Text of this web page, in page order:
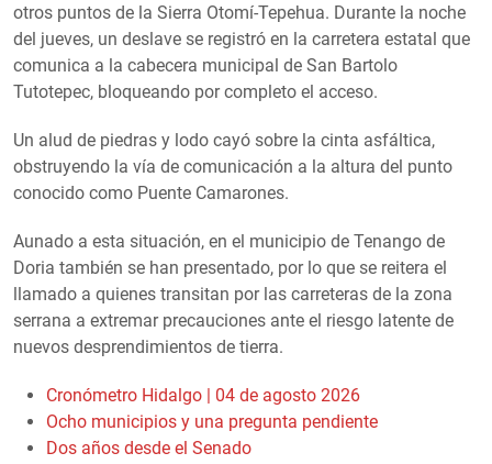
otros puntos de la Sierra Otomí-Tepehua. Durante la noche
del jueves, un deslave se registró en la carretera estatal que
comunica a la cabecera municipal de San Bartolo
Tutotepec, bloqueando por completo el acceso.
Un alud de piedras y lodo cayó sobre la cinta asfáltica,
obstruyendo la vía de comunicación a la altura del punto
conocido como Puente Camarones.
Aunado a esta situación, en el municipio de Tenango de
Doria también se han presentado, por lo que se reitera el
llamado a quienes transitan por las carreteras de la zona
serrana a extremar precauciones ante el riesgo latente de
nuevos desprendimientos de tierra.
Cronómetro Hidalgo | 04 de agosto 2026
Ocho municipios y una pregunta pendiente
Dos años desde el Senado